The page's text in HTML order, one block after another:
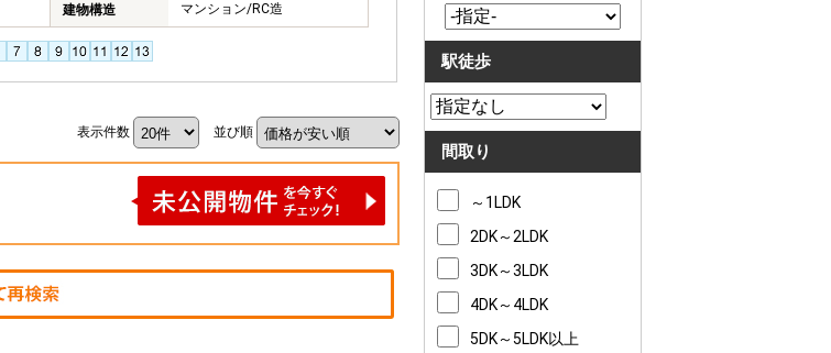
建物構造 マンション/RC造
表示件数 並び順
駅徒歩
間取り
～1LDK
2DK～2LDK
3DK～3LDK
4DK～4LDK
5DK～5LDK以上